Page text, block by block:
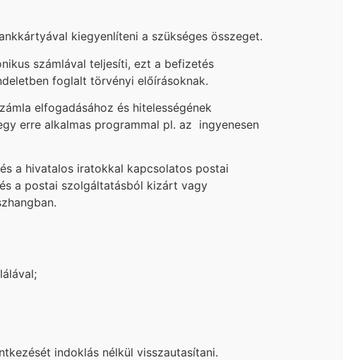
kiegyenlíteni a szükséges összeget.
számlával teljesíti, ezt a befizetés
foglalt törvényi előírásoknak.
elfogadásához és hitelességének
erre alkalmas programmal pl. az ingyenesen
a hivatalos iratokkal kapcsolatos postai
a postai szolgáltatásból kizárt vagy
indoklás nélkül visszautasítani.